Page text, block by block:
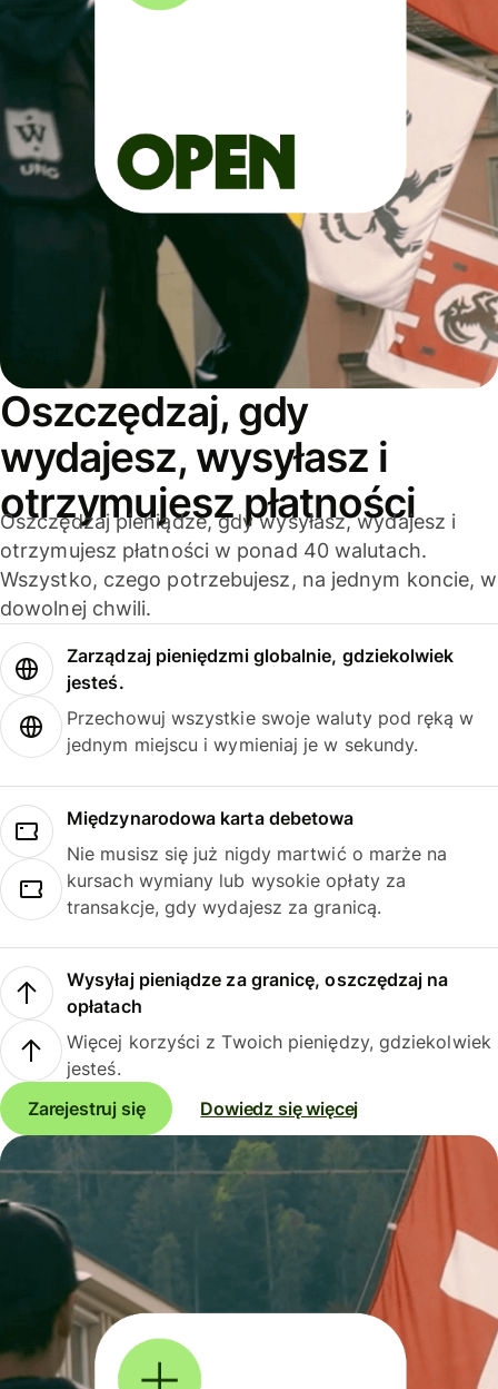
Oszczędzaj, gdy
wydajesz, wysyłasz i
otrzymujesz płatności
Oszczędzaj pieniądze, gdy wysyłasz, wydajesz i
otrzymujesz płatności w ponad 40 walutach.
Wszystko, czego potrzebujesz, na jednym koncie, w
dowolnej chwili.
Zarządzaj pieniędzmi globalnie, gdziekolwiek
jesteś.
Przechowuj wszystkie swoje waluty pod ręką w
jednym miejscu i wymieniaj je w sekundy.
Międzynarodowa karta debetowa
Nie musisz się już nigdy martwić o marże na
kursach wymiany lub wysokie opłaty za
transakcje, gdy wydajesz za granicą.
Wysyłaj pieniądze za granicę, oszczędzaj na
opłatach
Więcej korzyści z Twoich pieniędzy, gdziekolwiek
jesteś.
Zarejestruj się
Dowiedz się więcej